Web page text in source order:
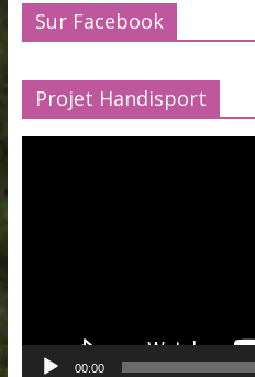
Sur Facebook
Projet Handisport
00:00